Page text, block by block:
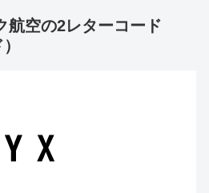
航空の2レターコード